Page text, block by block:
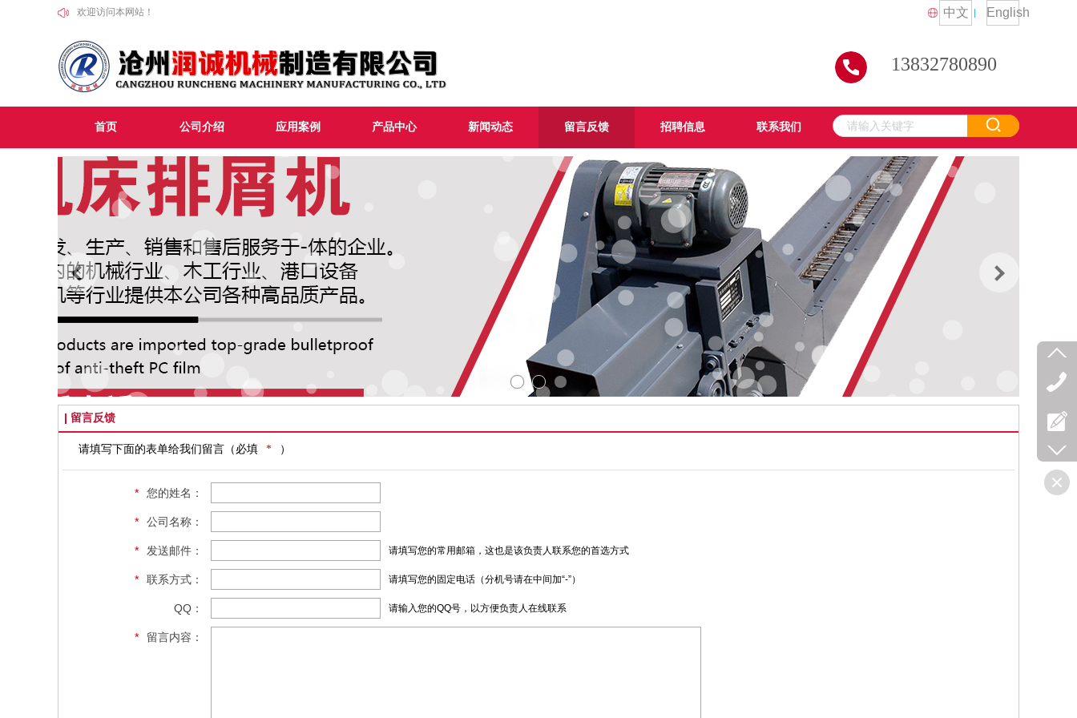
欢迎访问本网站！ 中文 English
13832780890
首页 公司介绍 应用案例 产品中心 新闻动态 留言反馈 招聘信息 联系我们 联系我们
留言反馈
请填写下面的表单给我们留言（必填 * ）
* 您的姓名：
* 公司名称：
* 发送邮件： 请填写您的常用邮箱，这也是该负责人联系您的首选方式
* 联系方式： 请填写您的固定电话（分机号请在中间加“-”）
QQ： 请输入您的QQ号，以方便负责人在线联系
* 留言内容：